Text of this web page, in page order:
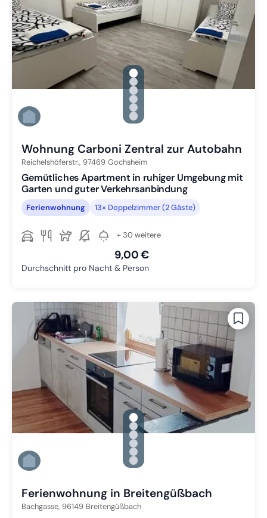
gallery.slide_selector
Zu Slide 1 wechseln
Zu Slide 2 wechseln
Zu Slide 3 wechseln
Zu Slide 4 wechseln
Zu Slide 5 wechseln
Zu Slide 6 wechseln
Wohnung Carboni Zentral zur Autobahn
Reichelshöferstr., 97469 Gochsheim
Gemütliches Apartment in ruhiger Umgebung mit
Garten und guter Verkehrsanbindung
Ferienwohnung 13× Doppelzimmer (2 Gäste)
+ 30 weitere
9,00 €
Durchschnitt pro Nacht & Person
gallery.slide_selector
Zu Slide 1 wechseln
Zu Slide 2 wechseln
Zu Slide 3 wechseln
Zu Slide 4 wechseln
Zu Slide 5 wechseln
Zu Slide 6 wechseln
Ferienwohnung in Breitengüßbach
Bachgasse, 96149 Breitengüßbach